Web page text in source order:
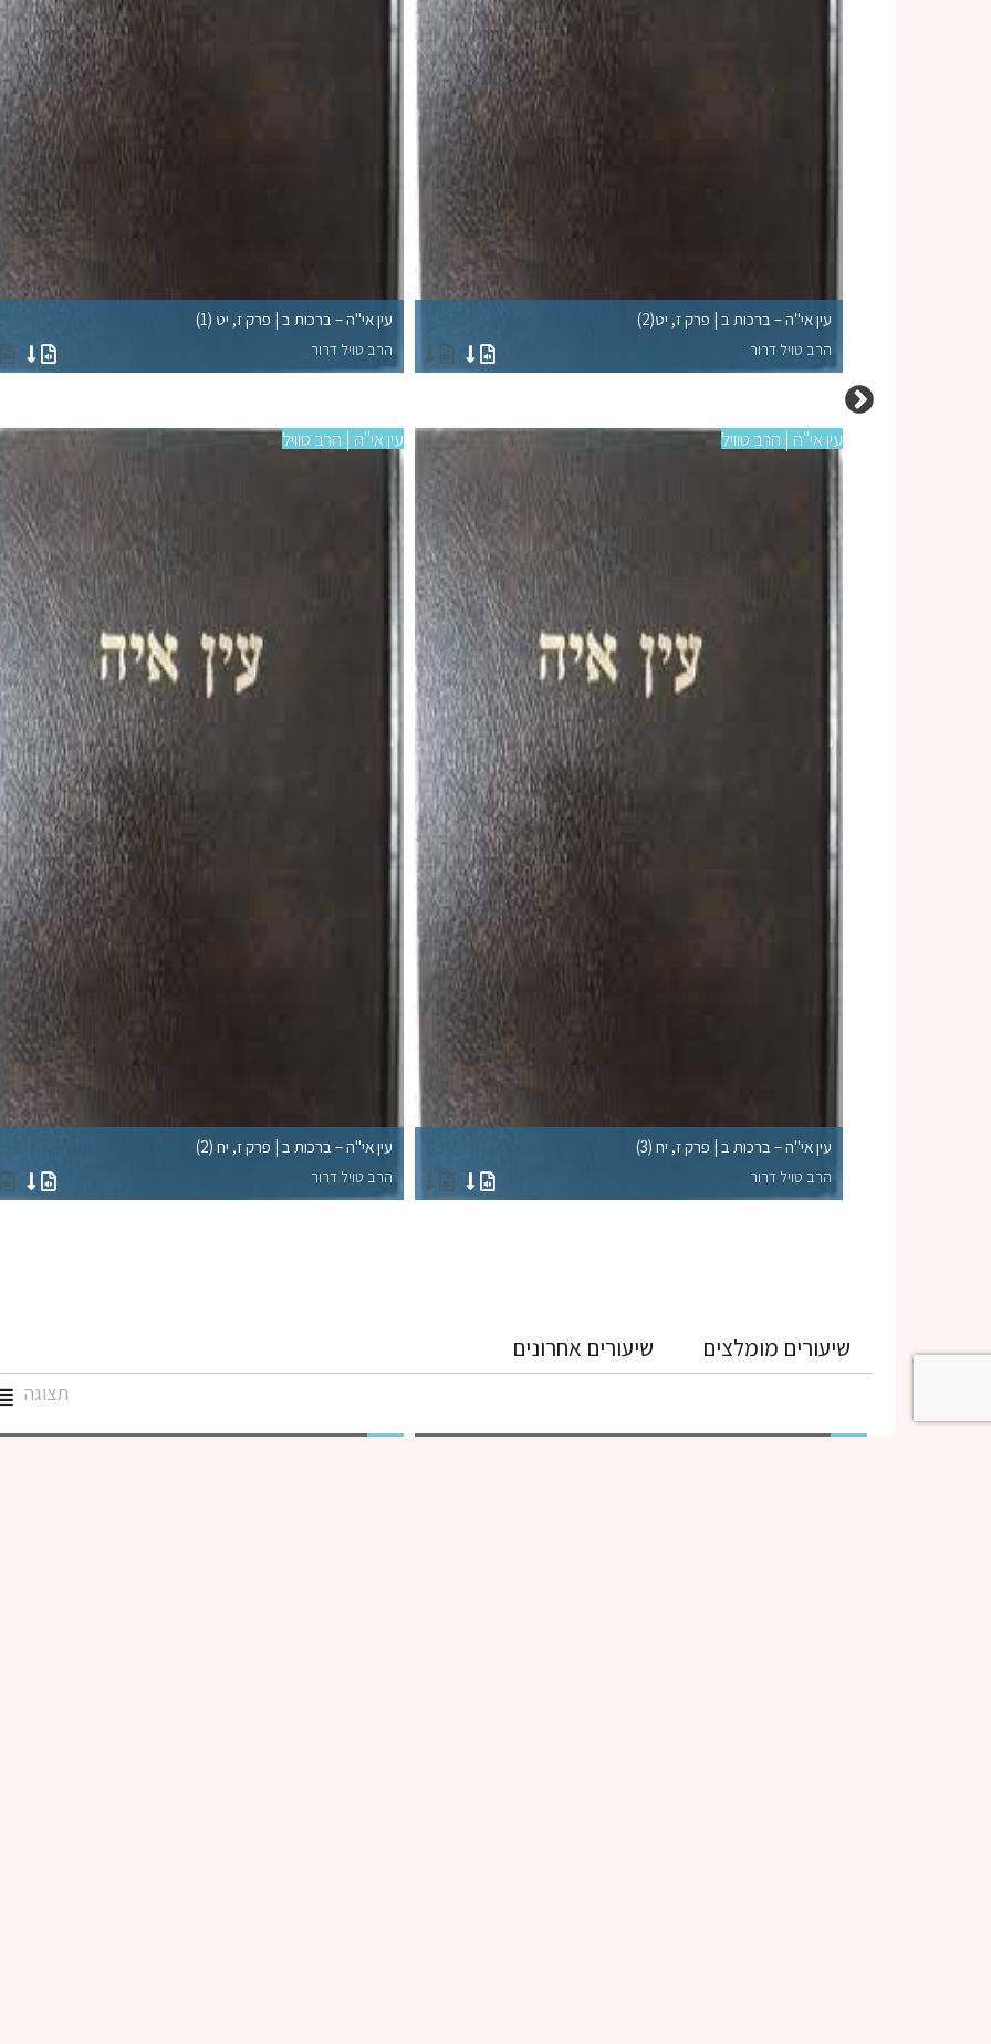
עין אי"ה – ברכות ב | פרק ז, יט(2)
הרב טויל דרור
עין אי"ה – ברכות ב | פרק ז, יט (1)
הרב טויל דרור
עין אי"ה | הרב טוויל
עין אי"ה – ברכות ב | פרק ז, יח (3)
הרב טויל דרור
עין אי"ה | הרב טוויל
עין אי"ה – ברכות ב | פרק ז, יח (2)
הרב טויל דרור
שיעורים מומלצים שיעורים אחרונים
תצוגה
גמרא גמרא